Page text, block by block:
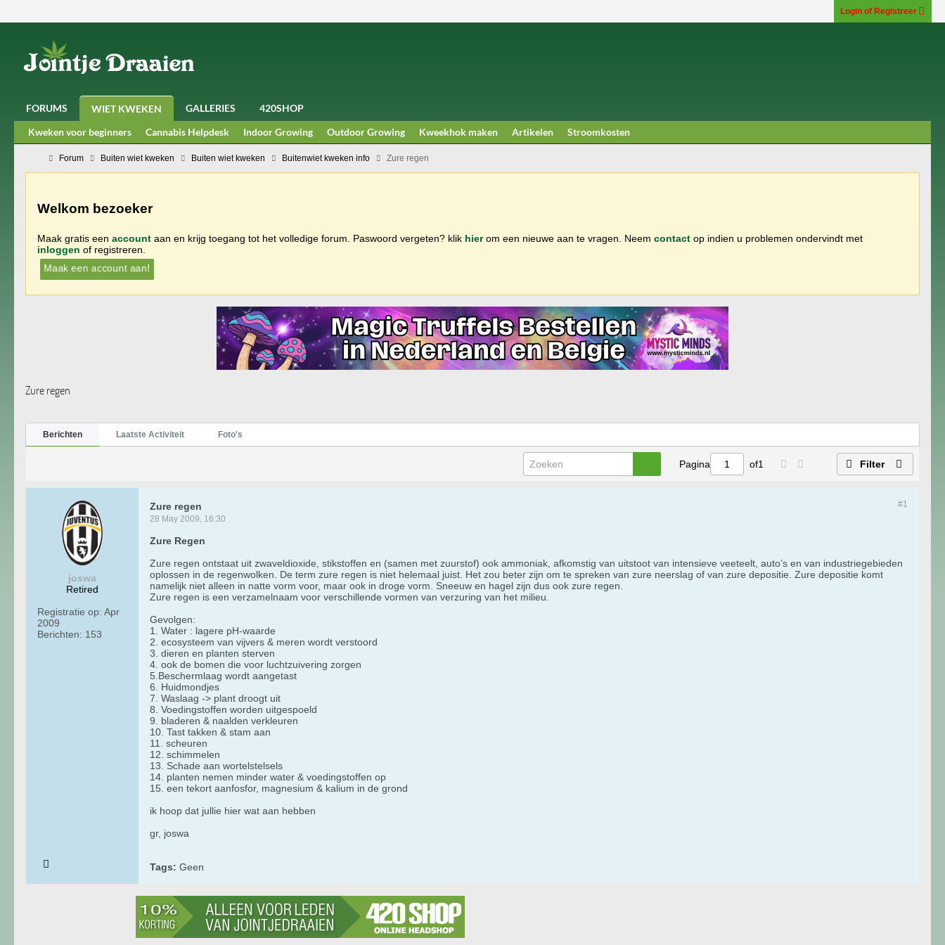
Login of Registreer
FORUMS WIET KWEKEN GALLERIES
420SHOP
Kweken voor beginners
Cannabis Helpdesk Indoor Growing Outdoor Growing Kweekhok maken Artikelen Stroomkosten
Forum Buiten wiet kweken Buiten wiet kweken Buitenwiet kweken info Zure regen
Welkom bezoeker
Maak gratis een account aan en krijg toegang tot het volledige forum. Paswoord vergeten? klik hierom een nieuwe aan te vragen. Neem contact op indien u problemen ondervindt met
inloggen of registreren.
Maak een account aan!
Zure regen
Berichten Laatste Activiteit Foto's
Pagina of1 Filter
joswa
Retired
Registratie op: Apr
2009
Berichten: 153
#1
Zure regen
28 May 2009, 16:30
Zure Regen
Zure regen ontstaat uit zwaveldioxide, stikstoffen en (samen met zuurstof) ook ammoniak, afkomstig van uitstoot van intensieve veeteelt, auto’s en van industriegebieden
oplossen in de regenwolken. De term zure regen is niet helemaal juist. Het zou beter zijn om te spreken van zure neerslag of van zure depositie. Zure depositie komt
namelijk niet alleen in natte vorm voor, maar ook in droge vorm. Sneeuw en hagel zijn dus ook zure regen.
Zure regen is een verzamelnaam voor verschillende vormen van verzuring van het milieu.
Gevolgen:
1. Water : lagere pH-waarde
2. ecosysteem van vijvers & meren wordt verstoord
3. dieren en planten sterven
4. ook de bomen die voor luchtzuivering zorgen
5.Beschermlaag wordt aangetast
6. Huidmondjes
7. Waslaag -> plant droogt uit
8. Voedingstoffen worden uitgespoeld
9. bladeren & naalden verkleuren
10. Tast takken & stam aan
11. scheuren
12. schimmelen
13. Schade aan wortelstelsels
14. planten nemen minder water & voedingstoffen op
15. een tekort aanfosfor, magnesium & kalium in de grond
ik hoop dat jullie hier wat aan hebben
gr, joswa
Tags: Geen